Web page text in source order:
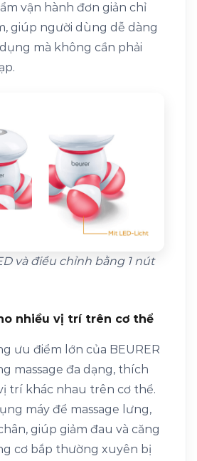
vận hành đơn giản chỉ
giúp người dùng dễ dàng
mà không cần phải
và điều chỉnh bằng 1 nút
nhiều vị trí trên cơ thể
ưu điểm lớn của BEURER
massage đa dạng, thích
trí khác nhau trên cơ thể.
máy để massage lưng,
giúp giảm đau và căng
cơ bắp thường xuyên bị